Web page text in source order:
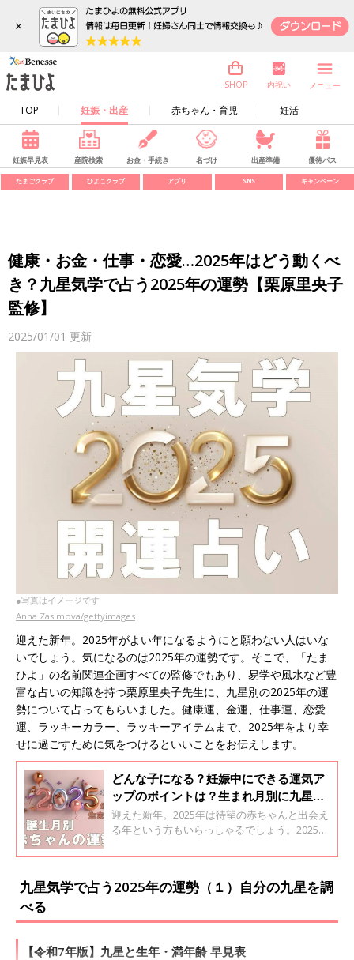
×
TOP 妊娠・出産 赤ちゃん・育児 妊活
SHOP 内祝い メニュー
妊娠早見表 産院検索 お金・手続き 名づけ 出産準備 優待パス
たまごクラブ ひよこクラブ アプリ SNS キャンペーン
健康・お金・仕事・恋愛…2025年はどう動くべ
き？九星気学で占う2025年の運勢【栗原里央子
監修】
2025/01/01 更新
●写真はイメージです
Anna Zasimova/gettyimages
迎えた新年。2025年がよい年になるようにと願わない人はいな
いでしょう。気になるのは2025年の運勢です。そこで、「たま
ひよ」の名前関連企画すべての監修でもあり、易学や風水など豊
富な占いの知識を持つ栗原里央子先生に、九星別の2025年の運
勢について占ってもらいました。健康運、金運、仕事運、恋愛
運、ラッキーカラー、ラッキーアイテムまで、2025年をより幸
せに過ごすために気をつけるといいことをお伝えします。
どんな子になる？妊娠中にできる運気ア
ップのポイントは？生まれ月別に九星気
学で占う2025年生まれベビーの運勢【栗
原里央子監修】
迎えた新年。2025年は待望の赤ちゃんと出会え
る年という方もいらっしゃるでしょう。2025年
いることに気づいていない人やこれから授かる
ゃんについて、運勢やどんな子に育つかという
つ栗原里央子先生に、占ってもらいました。
九星気学で占う2025年の運勢（１）自分の九星を調
べる
【令和7年版】九星と生年・満年齢 早見表